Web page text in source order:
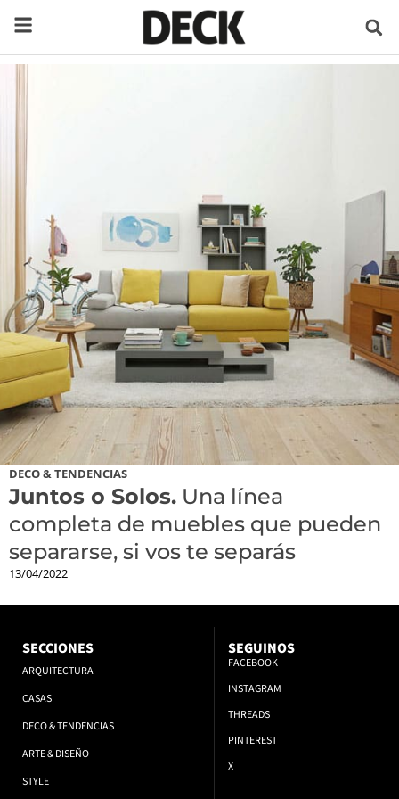
DECO & TENDENCIAS
Juntos o Solos. Una línea
completa de muebles que pueden
separarse, si vos te separás
13/04/2022
SECCIONES
ARQUITECTURA
CASAS
DECO & TENDENCIAS
ARTE & DISEÑO
STYLE
SEGUINOS
FACEBOOK
INSTAGRAM
THREADS
PINTEREST
X